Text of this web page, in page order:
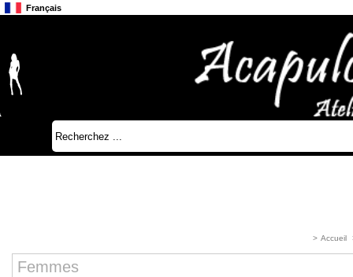
Français
> Accueil
Femmes